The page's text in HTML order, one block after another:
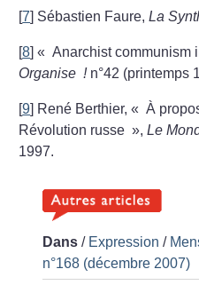
[7] Sébastien Faure,La
[8]« Anarchist communism
Organise !n°42 (printemps
[9] René Berthier, « À
Révolution russe »,Le
1997.
Dans / Expression /
n°168 (décembre 2007)